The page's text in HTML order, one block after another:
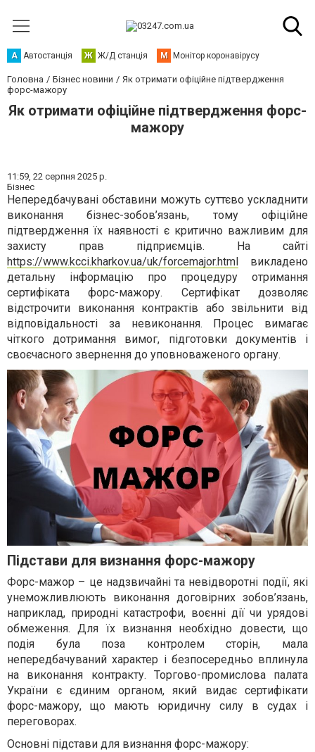
А Автостанція Ж Ж/Д станція М Монітор коронавірусу
Головна Бізнес новини
Як отримати офіційне підтвердження
форс-мажору
Як отримати офіційне підтвердження форс-
мажору
11:59, 22 серпня 2025 р.
Бізнес
Непередбачувані обставини можуть суттєво ускладнити
виконання бізнес-зобов’язань, тому офіційне
підтвердження їх наявності є критично важливим для
захисту прав підприємців. На сайті
https://www.kcci.kharkov.ua/uk/forcemajor.html викладено
детальну інформацію про процедуру отримання
сертифіката форс-мажору. Сертифікат дозволяє
відстрочити виконання контрактів або звільнити від
відповідальності за невиконання. Процес вимагає
чіткого дотримання вимог, підготовки документів і
своєчасного звернення до уповноваженого органу.
Підстави для визнання форс-мажору
Форс-мажор – це надзвичайні та невідворотні події, які
унеможливлюють виконання договірних зобов’язань,
наприклад, природні катастрофи, воєнні дії чи урядові
обмеження. Для їх визнання необхідно довести, що
подія була поза контролем сторін, мала
непередбачуваний характер і безпосередньо вплинула
на виконання контракту. Торгово-промислова палата
України є єдиним органом, який видає сертифікати
форс-мажору, що мають юридичну силу в судах і
переговорах.
Основні підстави для визнання форс-мажору: